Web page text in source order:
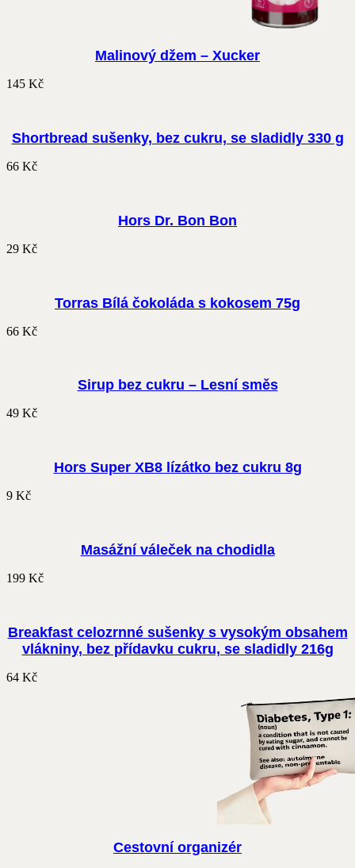
Malinový džem – Xucker
145 Kč
Shortbread sušenky, bez cukru, se sladidly 330 g
66 Kč
Hors Dr. Bon Bon
29 Kč
Torras Bílá čokoláda s kokosem 75g
66 Kč
Sirup bez cukru – Lesní směs
49 Kč
Hors Super XB8 lízátko bez cukru 8g
9 Kč
Masážní váleček na chodidla
199 Kč
Breakfast celozrnné sušenky s vysokým obsahem
vlákniny, bez přídavku cukru, se sladidly 216g
64 Kč
Cestovní organizér